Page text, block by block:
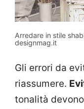
Arredare in stile
designmag.it
Gli errori da
riassumere.
tonalità